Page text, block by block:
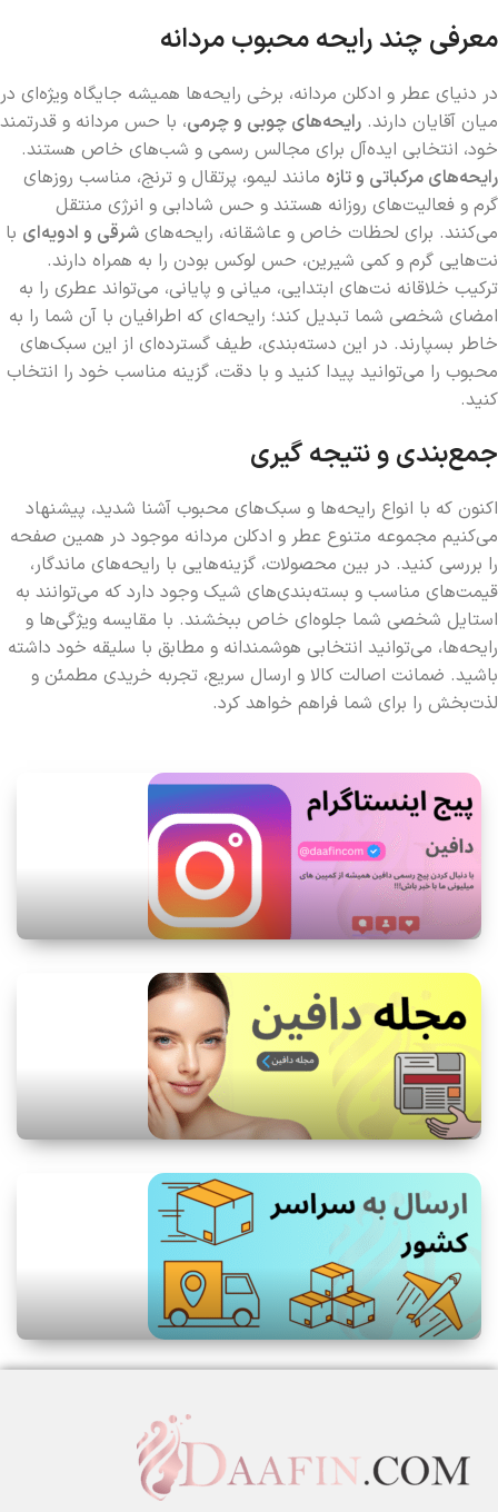
معرفی چند رایحه محبوب مردانه
در دنیای عطر و ادکلن مردانه، برخی رایحه‌ها همیشه جایگاه ویژه‌ای در
میان آقایان دارند. رایحه‌های چوبی و چرمی، با حس مردانه و قدرتمند
خود، انتخابی ایده‌آل برای مجالس رسمی و شب‌های خاص هستند.
رایحه‌های مرکباتی و تازه مانند لیمو، پرتقال و ترنج، مناسب روزهای
گرم و فعالیت‌های روزانه هستند و حس شادابی و انرژی منتقل
می‌کنند. برای لحظات خاص و عاشقانه، رایحه‌های شرقی و ادویه‌ای با
نت‌هایی گرم و کمی شیرین، حس لوکس بودن را به همراه دارند.
ترکیب خلاقانه نت‌های ابتدایی، میانی و پایانی، می‌تواند عطری را به
امضای شخصی شما تبدیل کند؛ رایحه‌ای که اطرافیان با آن شما را به
خاطر بسپارند. در این دسته‌بندی، طیف گسترده‌ای از این سبک‌های
محبوب را می‌توانید پیدا کنید و با دقت، گزینه مناسب خود را انتخاب
کنید.
جمع‌بندی و نتیجه گیری
اکنون که با انواع رایحه‌ها و سبک‌های محبوب آشنا شدید، پیشنهاد
می‌کنیم مجموعه متنوع عطر و ادکلن مردانه موجود در همین صفحه
را بررسی کنید. در بین محصولات، گزینه‌هایی با رایحه‌های ماندگار،
قیمت‌های مناسب و بسته‌بندی‌های شیک وجود دارد که می‌توانند به
استایل شخصی شما جلوه‌ای خاص ببخشند. با مقایسه ویژگی‌ها و
رایحه‌ها، می‌توانید انتخابی هوشمندانه و مطابق با سلیقه خود داشته
باشید. ضمانت اصالت کالا و ارسال سریع، تجربه خریدی مطمئن و
لذت‌بخش را برای شما فراهم خواهد کرد.